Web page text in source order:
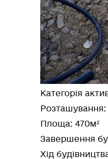
Категорія
Розташування:
Площа: 470м²
Завершення
Хід